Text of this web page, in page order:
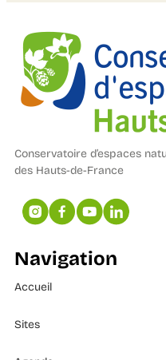
Conservatoire d’espaces
des Hauts-de-France
Navigation
Accueil
Sites